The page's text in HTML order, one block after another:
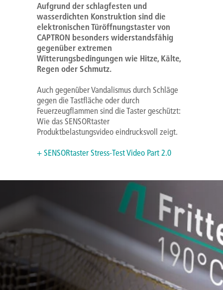
Aufgrund der schlagfesten und
wasserdichten Konstruktion sind die
elektronischen Türöffnungstaster von
CAPTRON besonders widerstandsfähig
gegenüber extremen
Witterungsbedingungen wie Hitze, Kälte,
Regen oder Schmutz.
Auch gegenüber Vandalismus durch Schläge
gegen die Tastfläche oder durch
Feuerzeugflammen sind die Taster geschützt:
Wie das SENSORtaster
Produktbelastungsvideo eindrucksvoll zeigt.
+ SENSORtaster Stress-Test Video Part 2.0